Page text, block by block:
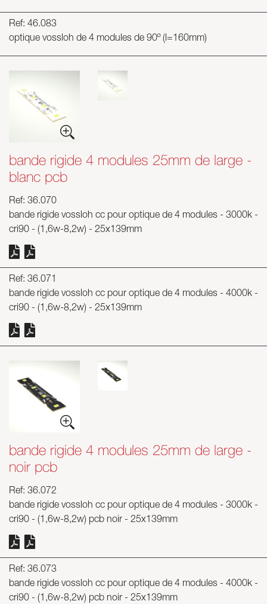
Ref: 46.083
optique vossloh de 4 modules de 90º (l=160mm)
bande rigide 4 modules 25mm de large -
blanc pcb
Ref: 36.070
bande rigide vossloh cc pour optique de 4 modules - 3000k -
cri90 - (1,6w-8,2w) - 25x139mm
Ref: 36.071
bande rigide vossloh cc pour optique de 4 modules - 4000k -
cri90 - (1,6w-8,2w) - 25x139mm
bande rigide 4 modules 25mm de large -
noir pcb
Ref: 36.072
bande rigide vossloh cc pour optique de 4 modules - 3000k -
cri90 - (1,6w-8,2w) pcb noir - 25x139mm
Ref: 36.073
bande rigide vossloh cc pour optique de 4 modules - 4000k -
cri90 - (1,6w-8,2w) pcb noir - 25x139mm